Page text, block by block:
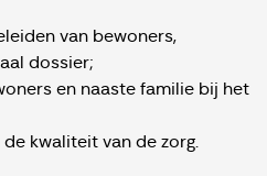
van bewoners,
dossier;
en naaste familie bij het
kwaliteit van de zorg.